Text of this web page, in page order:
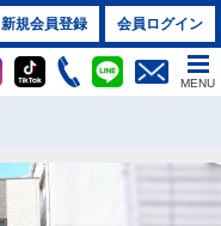
新規会員登録 会員ログイン
MENU